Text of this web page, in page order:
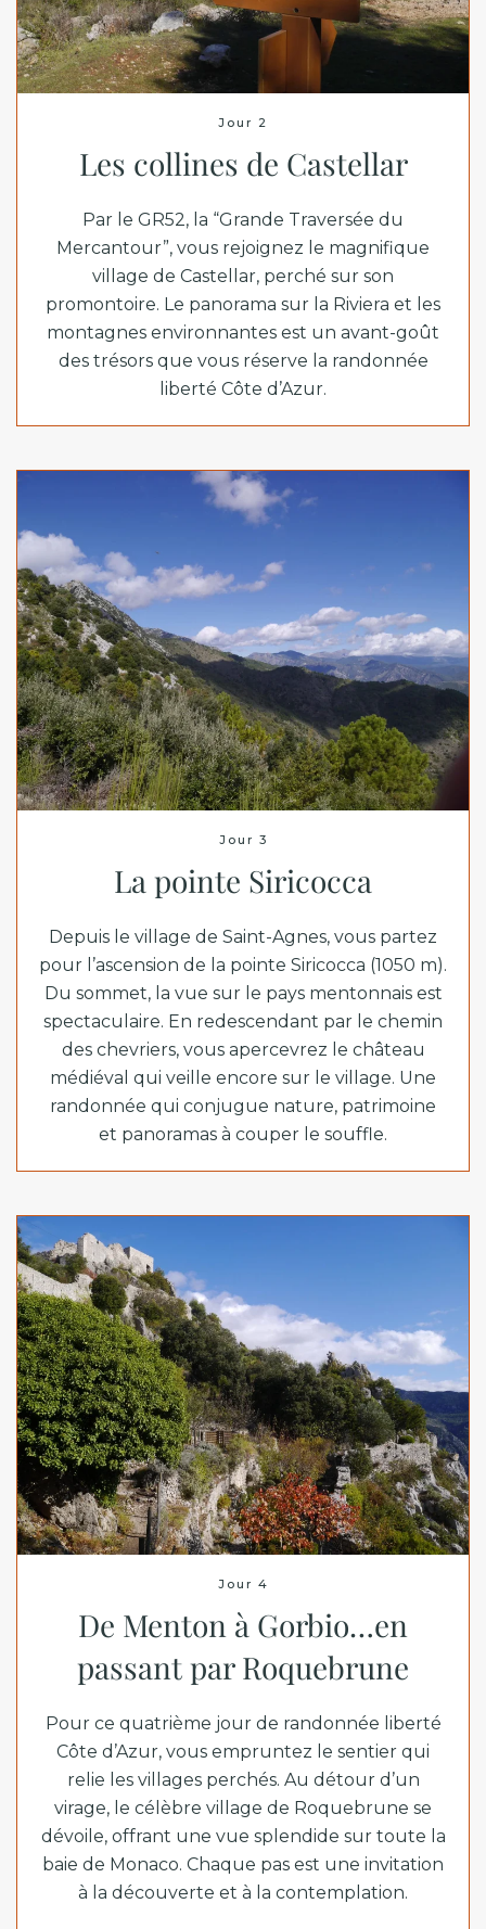
Jour 2
Les collines de Castellar
Par le GR52, la “Grande Traversée du
Mercantour”, vous rejoignez le magnifique
village de Castellar, perché sur son
promontoire. Le panorama sur la Riviera et les
montagnes environnantes est un avant-goût
des trésors que vous réserve la randonnée
liberté Côte d’Azur.
Jour 3
La pointe Siricocca
Depuis le village de Saint-Agnes, vous partez
pour l’ascension de la pointe Siricocca (1050 m).
Du sommet, la vue sur le pays mentonnais est
spectaculaire. En redescendant par le chemin
des chevriers, vous apercevrez le château
médiéval qui veille encore sur le village. Une
randonnée qui conjugue nature, patrimoine
et panoramas à couper le souffle.
Jour 4
De Menton à Gorbio…en
passant par Roquebrune
Pour ce quatrième jour de randonnée liberté
Côte d’Azur, vous empruntez le sentier qui
relie les villages perchés. Au détour d’un
virage, le célèbre village de Roquebrune se
dévoile, offrant une vue splendide sur toute la
baie de Monaco. Chaque pas est une invitation
à la découverte et à la contemplation.